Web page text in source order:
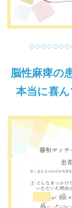
脳性麻痺の
本当に喜